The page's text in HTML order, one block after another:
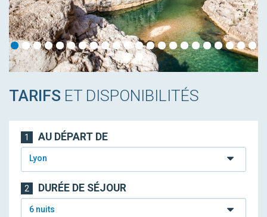
TARIFS ET DISPONIBILITÉS
1 AU DÉPART DE
Lyon
2 DURÉE DE SÉJOUR
6 nuits